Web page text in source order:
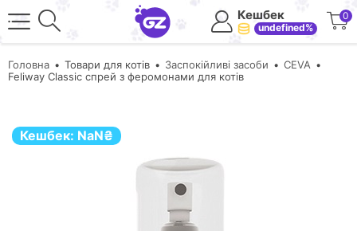
Кешбек
undefined%
0
Головна Товари для котів Заспокійливі засоби
CEVA
Feliway Classic спрей з феромонами для котів
Кешбек: NaN₴